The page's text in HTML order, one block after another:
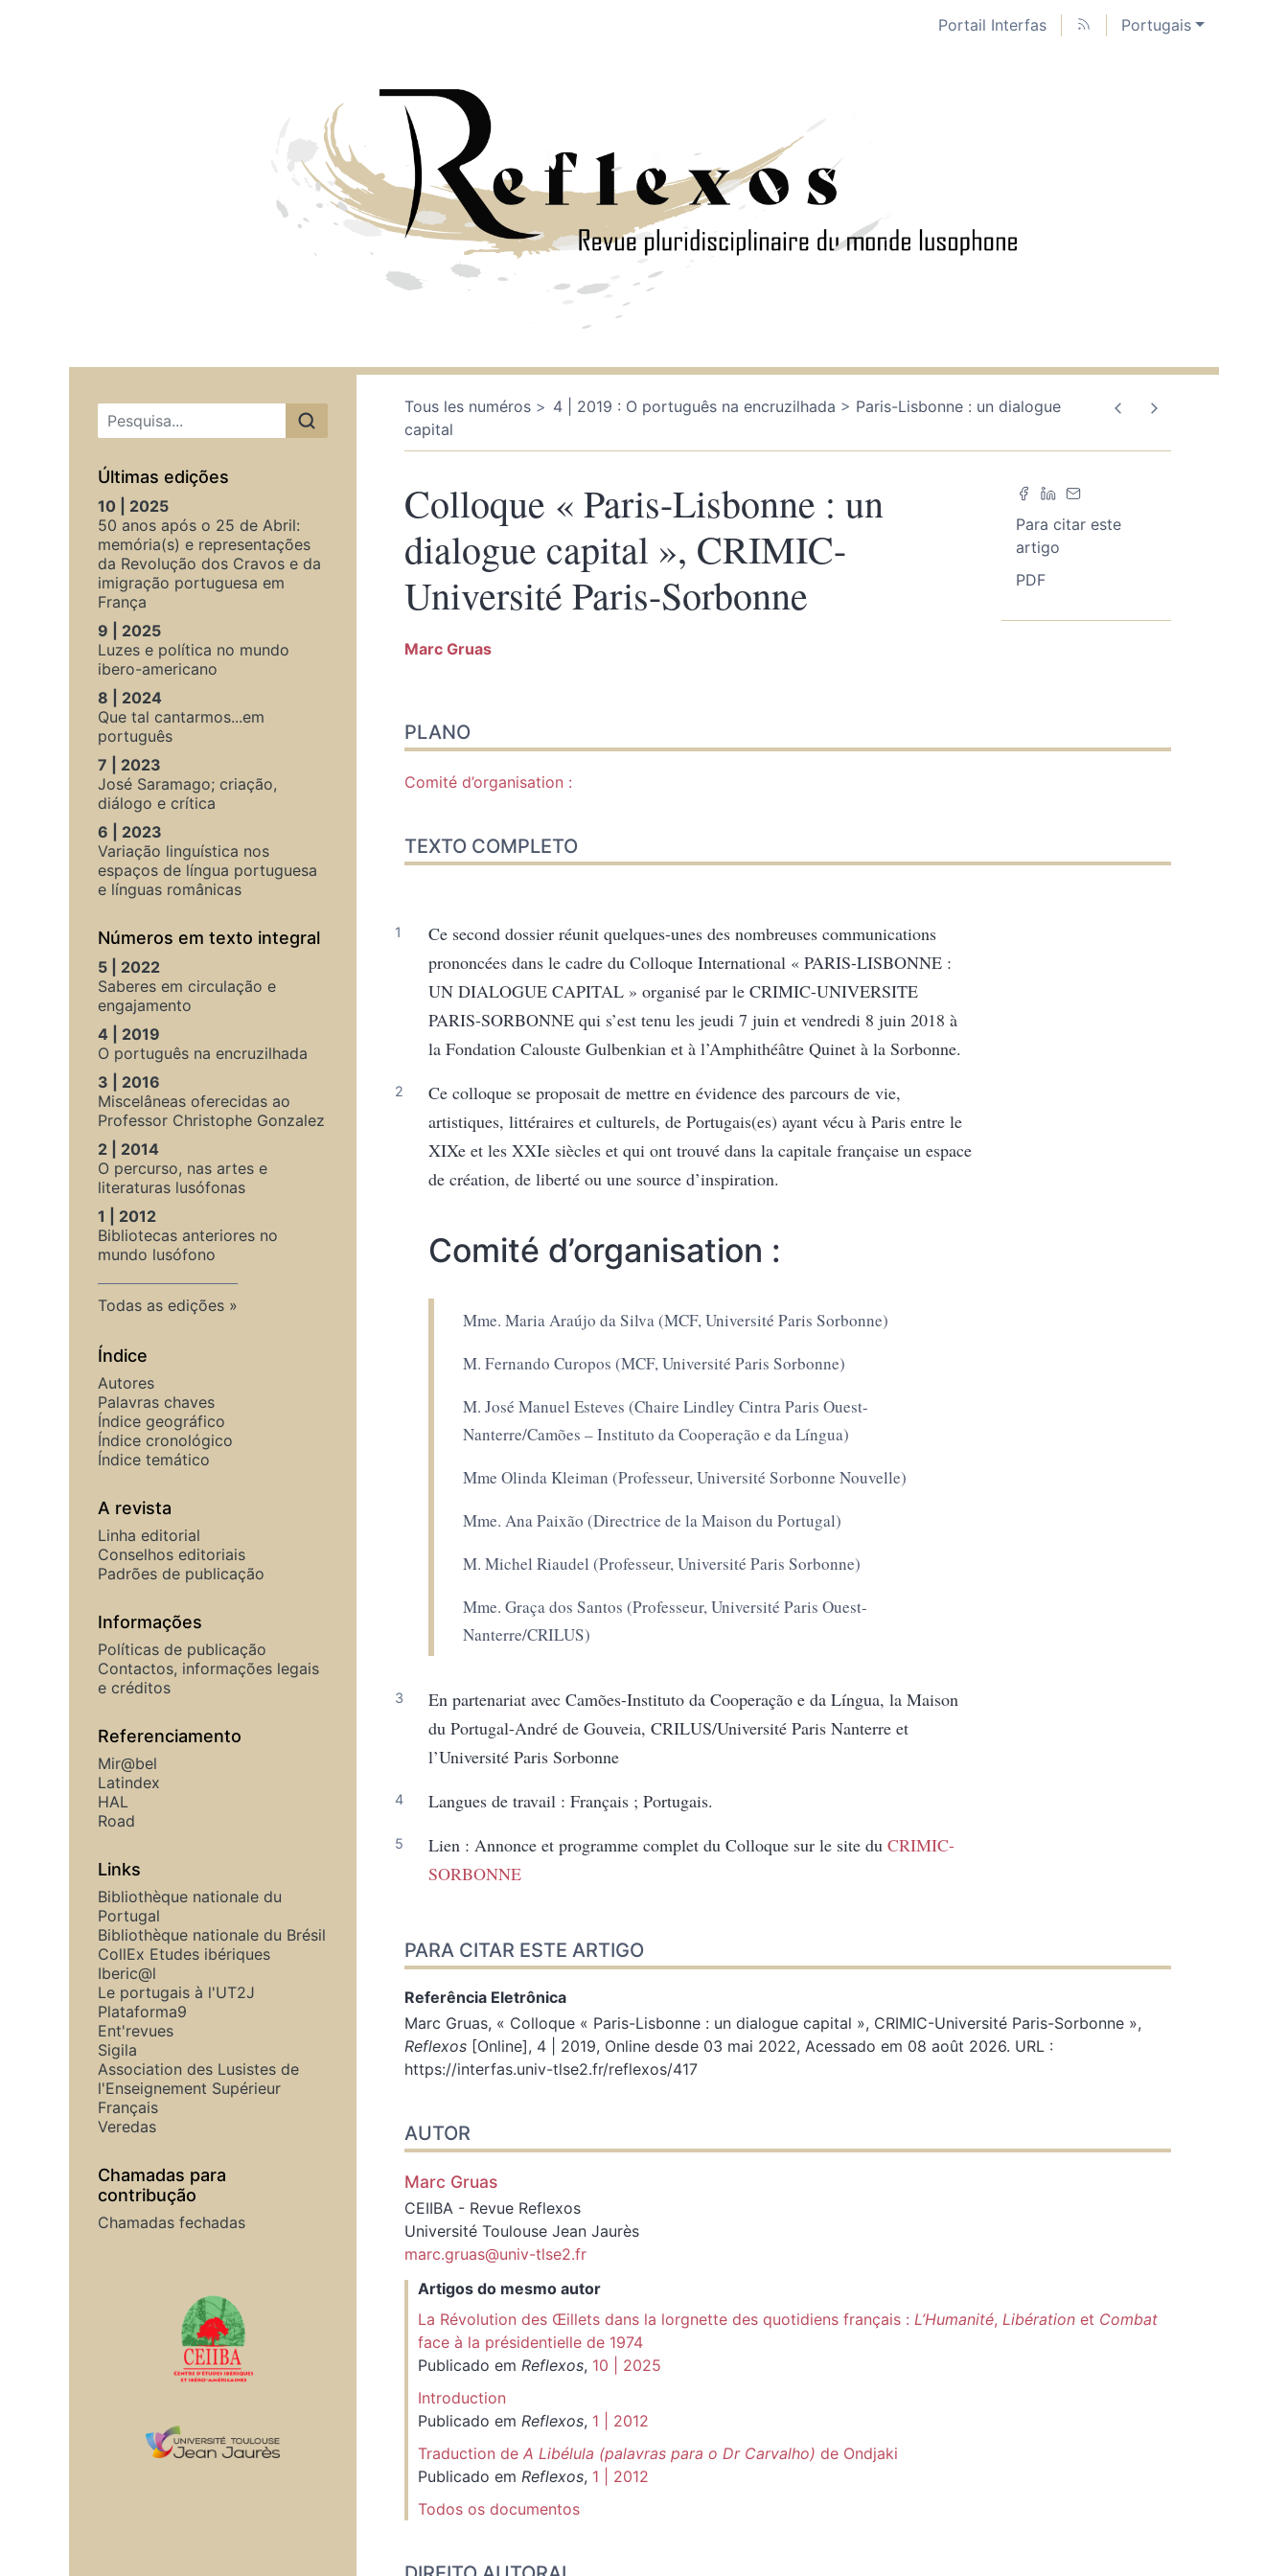
Portail Interfas Portugais
Menu principal
Últimas edições
10 | 2025
50 anos após o 25 de Abril:
memória(s) e representações
da Revolução dos Cravos e da
imigração portuguesa em
França
9 | 2025
Luzes e política no mundo
ibero-americano
8 | 2024
Que tal cantarmos...em
português
7 | 2023
José Saramago; criação,
diálogo e crítica
6 | 2023
Variação linguística nos
espaços de língua portuguesa
e línguas românicas
Números em texto integral
5 | 2022
Saberes em circulação e
engajamento
4 | 2019
O português na encruzilhada
3 | 2016
Miscelâneas oferecidas ao
Professor Christophe Gonzalez
2 | 2014
O percurso, nas artes e
literaturas lusófonas
1 | 2012
Bibliotecas anteriores no
mundo lusófono
Todas as edições
Índice
Autores
Palavras chaves
Índice geográfico
Índice cronológico
Índice temático
A revista
Linha editorial
Conselhos editoriais
Padrões de publicação
Informações
Políticas de publicação
Contactos, informações legais
e créditos
Referenciamento
Mir@bel
Latindex
HAL
Road
Links
Bibliothèque nationale du
Portugal
Bibliothèque nationale du Brésil
CollEx Etudes ibériques
Iberic@l
Le portugais à l'UT2J
Plataforma9
Ent'revues
Sigila
Association des Lusistes de
l'Enseignement Supérieur
Français
Veredas
Chamadas para
contribução
Chamadas fechadas
Em colaboração com
Tous les numéros 4 | 2019 : O português na encruzilhada
Paris-Lisbonne : un dialogue
capital
Para citar este
artigo
PDF
Colloque « Paris-Lisbonne : un
dialogue capital », CRIMIC-
Université Paris-Sorbonne
Marc Gruas
Texto completo
Para citar este artigo
Autor
PLANO
Comité d’organisation :
TEXTO COMPLETO
Ce second dossier réunit quelques-unes des nombreuses communications
prononcées dans le cadre du Colloque International « PARIS-LISBONNE :
UN DIALOGUE CAPITAL » organisé par le CRIMIC-UNIVERSITE
PARIS-SORBONNE qui s’est tenu les jeudi 7 juin et vendredi 8 juin 2018 à
la Fondation Calouste Gulbenkian et à l’Amphithéâtre Quinet à la Sorbonne.
Ce colloque se proposait de mettre en évidence des parcours de vie,
artistiques, littéraires et culturels, de Portugais(es) ayant vécu à Paris entre le
XIXe et les XXIe siècles et qui ont trouvé dans la capitale française un espace
de création, de liberté ou une source d’inspiration.
Comité d’organisation :
Mme. Maria Araújo da Silva (MCF, Université Paris Sorbonne)
M. Fernando Curopos (MCF, Université Paris Sorbonne)
M. José Manuel Esteves (Chaire Lindley Cintra Paris Ouest-
Nanterre/Camões – Instituto da Cooperação e da Língua)
Mme Olinda Kleiman (Professeur, Université Sorbonne Nouvelle)
Mme. Ana Paixão (Directrice de la Maison du Portugal)
M. Michel Riaudel (Professeur, Université Paris Sorbonne)
Mme. Graça dos Santos (Professeur, Université Paris Ouest-
Nanterre/CRILUS)
En partenariat avec Camões-Instituto da Cooperação e da Língua, la Maison
du Portugal-André de Gouveia, CRILUS/Université Paris Nanterre et
l’Université Paris Sorbonne
Langues de travail : Français ; Portugais.
Lien : Annonce et programme complet du Colloque sur le site du CRIMIC-
SORBONNE
PARA CITAR ESTE ARTIGO
Referência Eletrônica
Marc Gruas, « Colloque « Paris-Lisbonne : un dialogue capital », CRIMIC-Université Paris-Sorbonne »,
Reflexos [Online], 4 | 2019, Online desde 03 mai 2022, Acessado em 08 août 2026. URL :
https://interfas.univ-tlse2.fr/reflexos/417
AUTOR
Marc Gruas
CEIIBA - Revue Reflexos
Université Toulouse Jean Jaurès
marc.gruas@univ-tlse2.fr
Artigos do mesmo autor
La Révolution des Œillets dans la lorgnette des quotidiens français : L’Humanité, Libération et Combat
face à la présidentielle de 1974
Publicado em Reflexos, 10 | 2025
Introduction
Publicado em Reflexos, 1 | 2012
Traduction de A Libélula (palavras para o Dr Carvalho) de Ondjaki
Publicado em Reflexos, 1 | 2012
Todos os documentos